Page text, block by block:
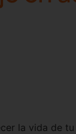
la vida de